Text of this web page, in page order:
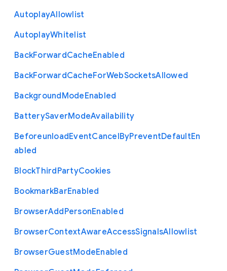
AutoplayAllowlist
AutoplayWhitelist
BackForwardCacheEnabled
BackForwardCacheForWebSocketsAllowed
BackgroundModeEnabled
BatterySaverModeAvailability
BeforeunloadEventCancelByPreventDefaultEn
abled
BlockThirdPartyCookies
BookmarkBarEnabled
BrowserAddPersonEnabled
BrowserContextAwareAccessSignalsAllowlist
BrowserGuestModeEnabled